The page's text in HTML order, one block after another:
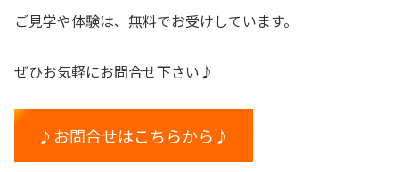
ご見学や体験は、無料でお受けしています。
ぜひお気軽にお問合せ下さい♪
♪お問合せはこちらから♪